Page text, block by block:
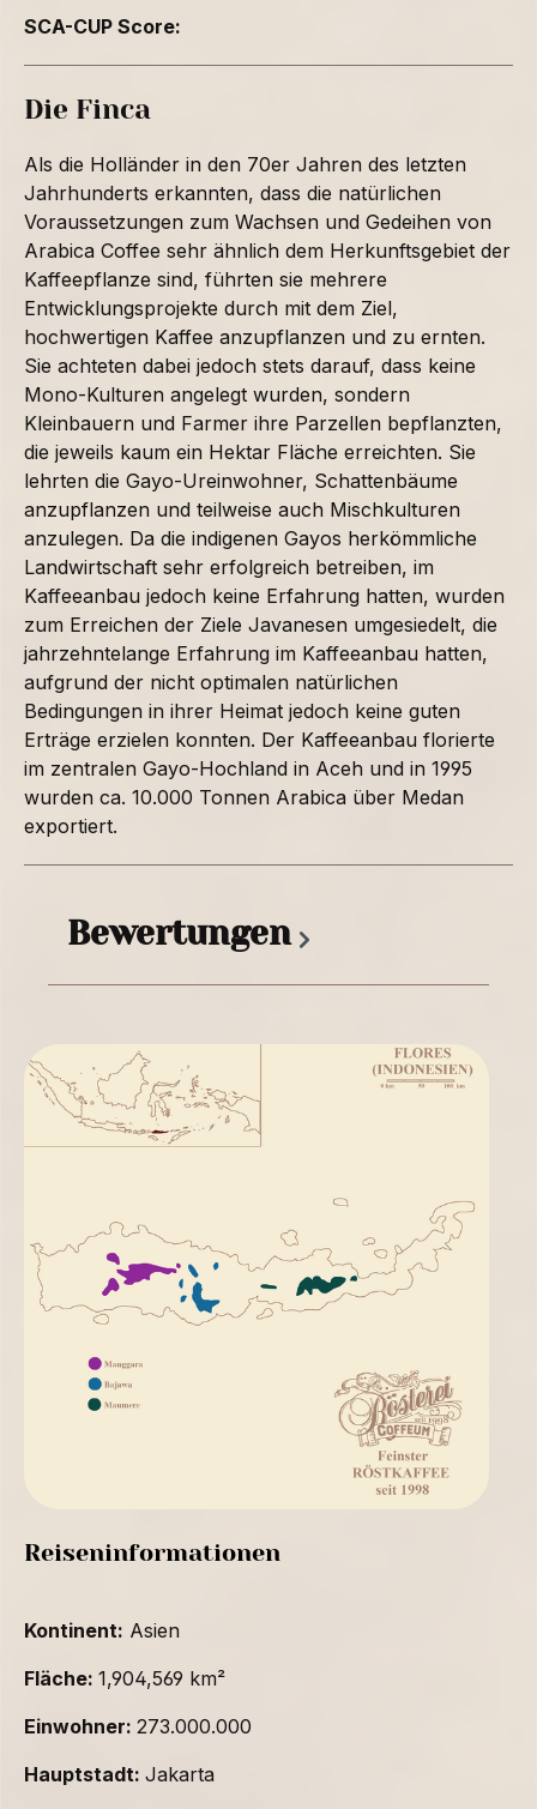
Reiseninformationen
Kontinent: Asien
Fläche: 1,904,569 km²
Einwohner: 273.000.000
Hauptstadt: Jakarta
SCA-CUP Score:
Die Finca
Als die Holländer in den 70er Jahren des letzten
Jahrhunderts erkannten, dass die natürlichen
Voraussetzungen zum Wachsen und Gedeihen von
Arabica Coffee sehr ähnlich dem Herkunftsgebiet der
Kaffeepflanze sind, führten sie mehrere
Entwicklungsprojekte durch mit dem Ziel,
hochwertigen Kaffee anzupflanzen und zu ernten.
Sie achteten dabei jedoch stets darauf, dass keine
Mono-Kulturen angelegt wurden, sondern
Kleinbauern und Farmer ihre Parzellen bepflanzten,
die jeweils kaum ein Hektar Fläche erreichten. Sie
lehrten die Gayo-Ureinwohner, Schattenbäume
anzupflanzen und teilweise auch Mischkulturen
anzulegen. Da die indigenen Gayos herkömmliche
Landwirtschaft sehr erfolgreich betreiben, im
Kaffeeanbau jedoch keine Erfahrung hatten, wurden
zum Erreichen der Ziele Javanesen umgesiedelt, die
jahrzehntelange Erfahrung im Kaffeeanbau hatten,
aufgrund der nicht optimalen natürlichen
Bedingungen in ihrer Heimat jedoch keine guten
Erträge erzielen konnten. Der Kaffeeanbau florierte
im zentralen Gayo-Hochland in Aceh und in 1995
wurden ca. 10.000 Tonnen Arabica über Medan
exportiert.
Bewertungen